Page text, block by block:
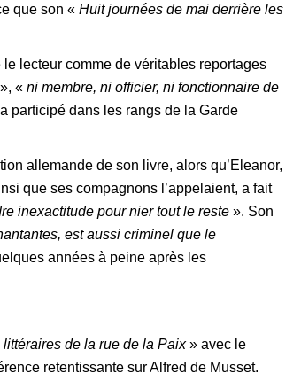
que son « Huit journées de mai derrière les
lecteur comme de véritables reportages
», « ni membre, ni officier, ni fonctionnaire de
participé dans les rangs de la Garde
allemande de son livre, alors qu’Eleanor,
que ses compagnons l’appelaient, a fait
inexactitude pour nier tout le reste ». Son
est aussi criminel que le
années à peine après les
littéraires de la rue de la Paix» avec le
retentissante sur Alfred de Musset.